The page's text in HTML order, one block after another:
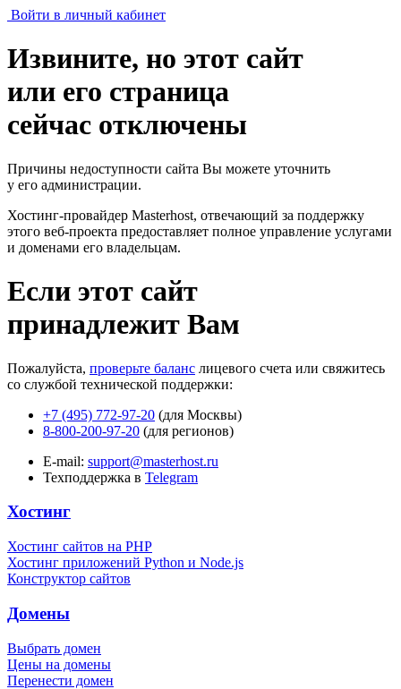
Войти в личный кабинет
Извините, но этот сайт
или его страница
сейчас отключены
Причины недоступности сайта Вы можете уточнить
у его администрации.
Хостинг-провайдер Masterhost, отвечающий за поддержку
этого веб-проекта предоставляет полное управление услугами
и доменами его владельцам.
Если этот сайт
принадлежит Вам
Пожалуйста, проверьте баланс лицевого счета или свяжитесь
со службой технической поддержки:
+7 (495) 772-97-20 (для Москвы)
8-800-200-97-20 (для регионов)
E-mail: support@masterhost.ru
Техподдержка в Telegram
Хостинг
Хостинг сайтов на PHP
Хостинг приложений Python и Node.js
Конструктор сайтов
Домены
Выбрать домен
Цены на домены
Перенести домен